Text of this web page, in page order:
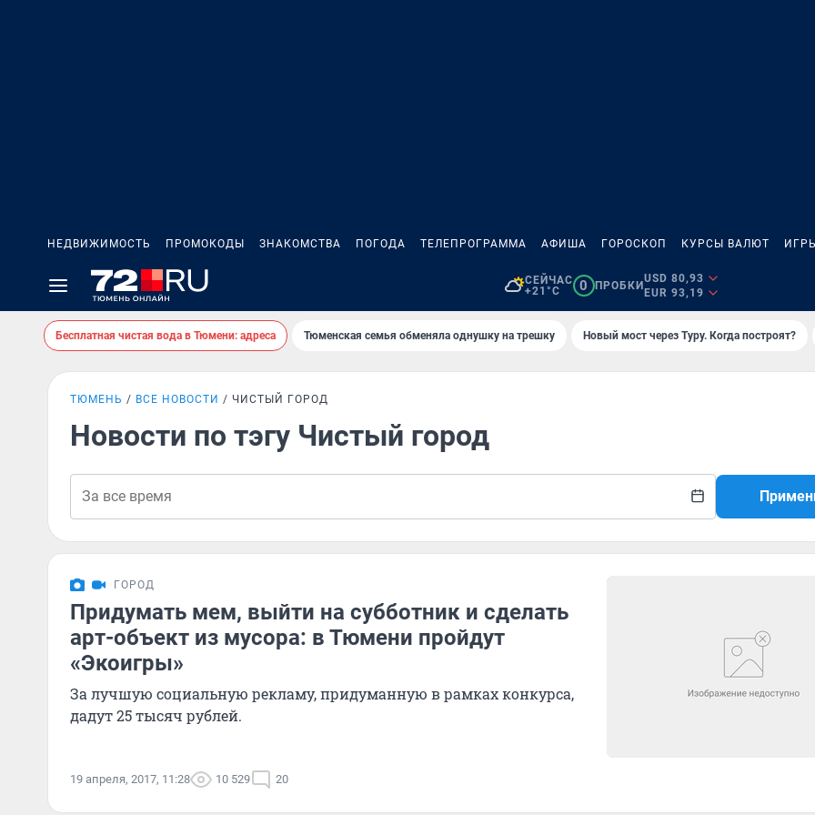
НЕДВИЖИМОСТЬ ПРОМОКОДЫ ЗНАКОМСТВА ПОГОДА ТЕЛЕПРОГРАММА АФИША ГОРОСКОП КУРСЫ ВАЛЮТ
СЕЙЧАС
+21°C
0 ПРОБКИ
USD 80,93
EUR 93,19
Бесплатная чистая вода в Тюмени: адреса Тюменская семья обменяла однушку на трешку Новый мост через Туру. Когда построят?
ТЮМЕНЬ ВСЕ НОВОСТИ ЧИСТЫЙ ГОРОД
Новости по тэгу Чистый город
ГОРОД
Придумать мем, выйти на субботник и сделать
арт-объект из мусора: в Тюмени пройдут
«Экоигры»
За лучшую социальную рекламу, придуманную в рамках конкурса,
дадут 25 тысяч рублей.
19 апреля, 2017, 11:28 10 529 20